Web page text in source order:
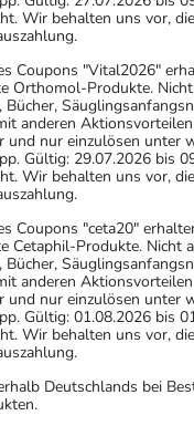
Wir behalten uns vor,
Coupons "Vital2026"
Orthomol-Produkte.
anderen
und nur einzulösen unter
Gültig: 29.07.2026 bis
Wir behalten uns vor,
Coupons "ceta20"
Cetaphil-Produkte. Nicht
anderen
und nur einzulösen unter
Gültig: 01.08.2026 bis
Wir behalten uns vor,
Deutschlands bei